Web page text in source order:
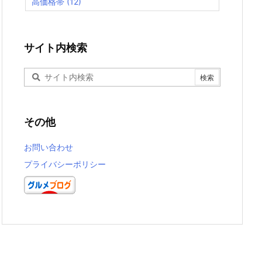
サイト内検索
その他
お問い合わせ
プライバシーポリシー